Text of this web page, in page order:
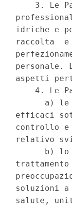
3. Le
idriche e
raccolta  e
personale.
aspetti
4. Le
a) le
efficaci
controllo
relativo
b) lo
soluzioni
salute,